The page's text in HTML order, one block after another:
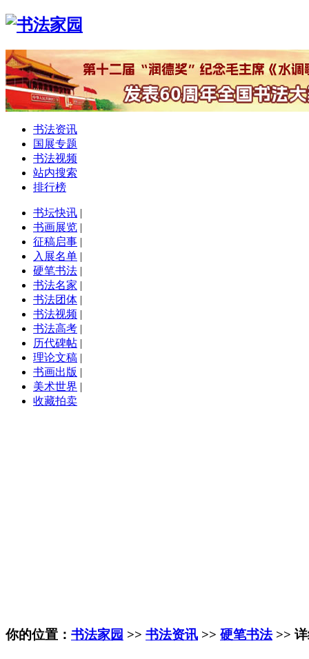
书法资讯
国展专题
书法视频
站内搜索
排行榜
书坛快讯 |
书画展览 |
征稿启事 |
入展名单 |
硬笔书法 |
书法名家 |
书法团体 |
书法视频 |
书法高考 |
历代碑帖 |
理论文稿 |
书画出版 |
美术世界 |
收藏拍卖
你的位置： 书法家园 >> 书法资讯 >> 硬笔书法>>